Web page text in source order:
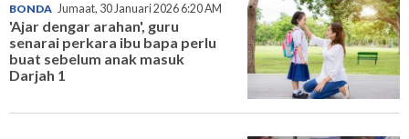
BONDA Jumaat, 30 Januari 2026 6:20 AM
'Ajar dengar arahan', guru
senarai perkara ibu bapa perlu
buat sebelum anak masuk
Darjah 1